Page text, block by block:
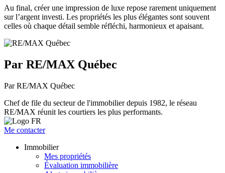
Au final, créer une impression de luxe repose rarement uniquement
sur l’argent investi. Les propriétés les plus élégantes sont souvent
celles où chaque détail semble réfléchi, harmonieux et apaisant.
Par RE/MAX Québec
Par RE/MAX Québec
Chef de file du secteur de l'immobilier depuis 1982, le réseau
RE/MAX réunit les courtiers les plus performants.
Me contacter
Immobilier
Mes propriétés
Évaluation immobilière